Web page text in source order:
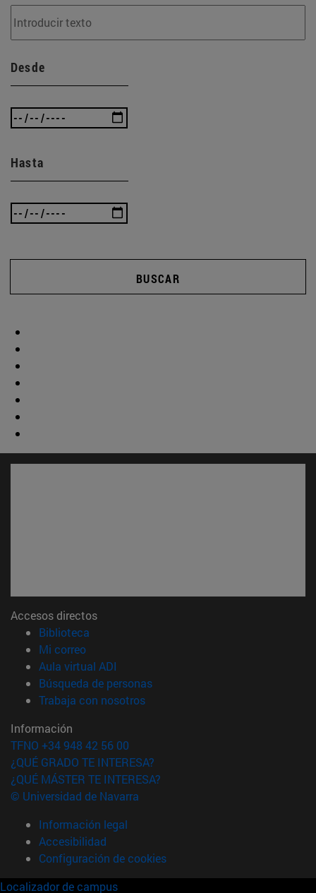
Desde
Hasta
BUSCAR
Accesos directos
Biblioteca
Mi correo(abre en nueva ventana)
Aula virtual ADI
Búsqueda de personas(abre en nueva ventana)
Trabaja con nosotros(abre en nueva ventana)
Información
TFNO +34 948 42 56 00
¿QUÉ GRADO TE INTERESA?
¿QUÉ MÁSTER TE INTERESA?
© Universidad de Navarra
Información legal
Accesibilidad
Configuración de cookies
Localizador de campus